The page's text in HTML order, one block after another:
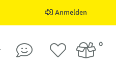
Anmelden
0